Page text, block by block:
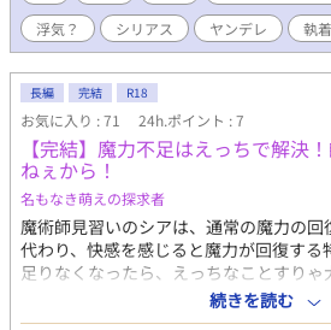
そんな時、仕事上である人と仲良くな
に心を奪われていき…？？ 攻め:宝城晶
学人 ひよったら消します。 誤字脱字は
また、内容もサイレント修正する時もあ
整理します。 批判・中傷コメントはお控
第削除いたします。 自己判断で消しま
浮気？
シリアス ヤンデレ 執
長編 完結 R18
お気に入り : 71 24h.ポイント : 7
【完結】魔力不足はえっちで解決
ねぇから！
名もなき萌えの探求者
魔術師見習いのシアは、通常の魔力の回
代わり、快感を感じると魔力が回復する
足りなくなったら、えっちなことすりゃ
なの望んじゃいねぇえええええ！ ＊＊
R18BLです。 前作の「魔王様は銀狼を
続きを読む